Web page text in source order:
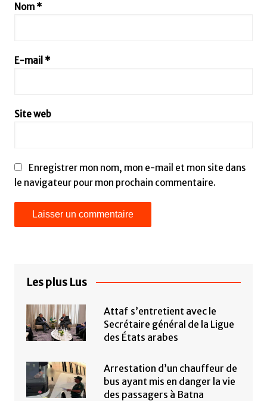
Nom *
E-mail *
Site web
Enregistrer mon nom, mon e-mail et mon site dans
le navigateur pour mon prochain commentaire.
Les plus Lus
Attaf s’entretient avec le
Secrétaire général de la Ligue
des États arabes
Arrestation d’un chauffeur de
bus ayant mis en danger la vie
des passagers à Batna